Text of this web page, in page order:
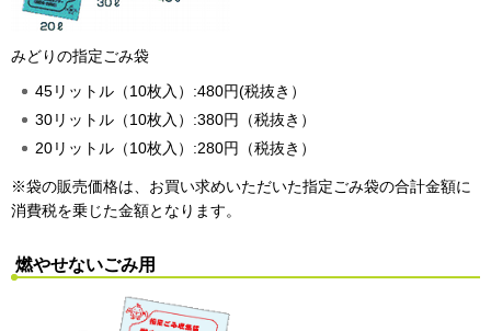
みどりの指定ごみ袋
45リットル（10枚入）:480円(税抜き）
30リットル（10枚入）:380円（税抜き）
20リットル（10枚入）:280円（税抜き）
※袋の販売価格は、お買い求めいただいた指定ごみ袋の合計金額に
消費税を乗じた金額となります。
燃やせないごみ用